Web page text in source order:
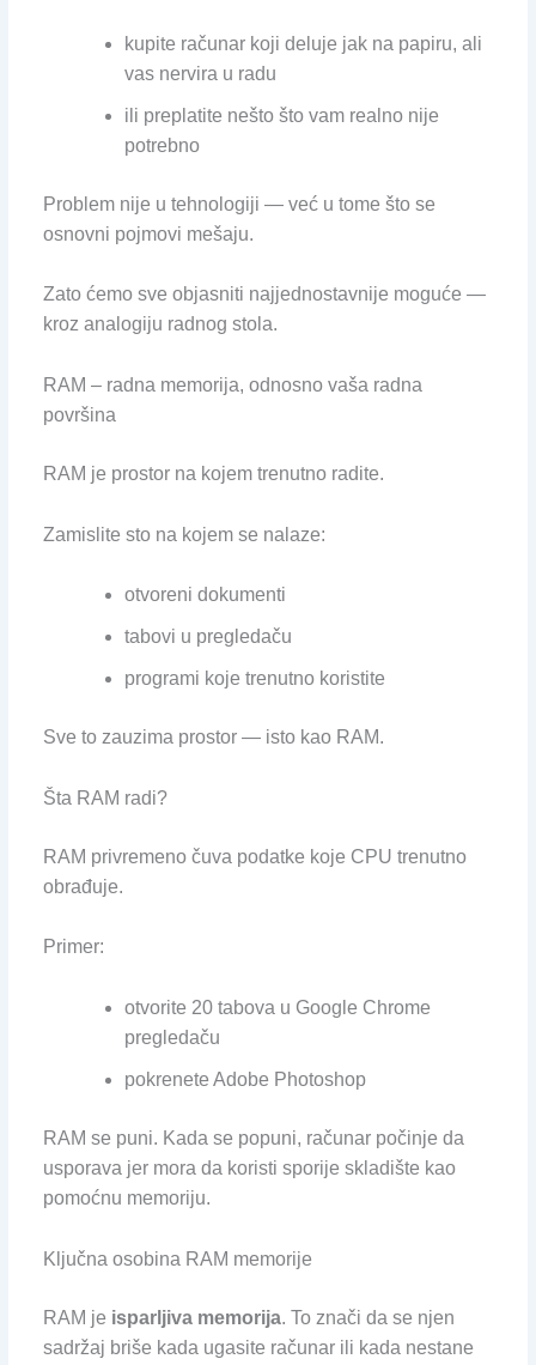
kupite računar koji deluje jak na papiru, ali
vas nervira u radu
ili preplatite nešto što vam realno nije
potrebno
Problem nije u tehnologiji — već u tome što se
osnovni pojmovi mešaju.
Zato ćemo sve objasniti najjednostavnije moguće —
kroz analogiju radnog stola.
RAM – radna memorija, odnosno vaša radna
površina
RAM je prostor na kojem trenutno radite.
Zamislite sto na kojem se nalaze:
otvoreni dokumenti
tabovi u pregledaču
programi koje trenutno koristite
Sve to zauzima prostor — isto kao RAM.
Šta RAM radi?
RAM privremeno čuva podatke koje CPU trenutno
obrađuje.
Primer:
otvorite 20 tabova u Google Chrome
pregledaču
pokrenete Adobe Photoshop
RAM se puni. Kada se popuni, računar počinje da
usporava jer mora da koristi sporije skladište kao
pomoćnu memoriju.
Ključna osobina RAM memorije
RAM je isparljiva memorija. To znači da se njen
sadržaj briše kada ugasite računar ili kada nestane